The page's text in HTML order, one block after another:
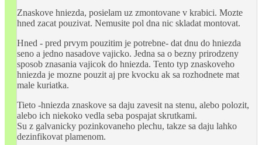
Znaskove hniezda, posielam uz zmontovane v krabici. Mozte
hned zacat pouzivat. Nemusite pol dna nic skladat montovat.
Hned - pred prvym pouzitim je potrebne- dat dnu do hniezda
seno a jedno nasadove vajicko. Jedna sa o bezny prirodzeny
sposob znasania vajicok do hniezda. Tento typ znaskoveho
hniezda je mozne pouzit aj pre kvocku ak sa rozhodnete mat
male kuriatka.
Tieto -hniezda znaskove sa daju zavesit na stenu, alebo polozit,
alebo ich niekoko vedla seba pospajat skrutkami.
Su z galvanicky pozinkovaneho plechu, takze sa daju lahko
dezinfikovat plamenom.